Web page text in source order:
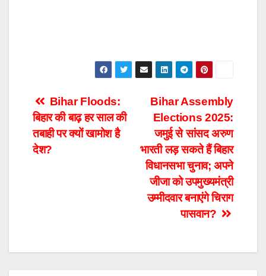
Post
navigation
Bihar Assembly
Elections 2025:
जमुई से सांसद अरुण
भारती लड़ सकते हैं बिहार
विधानसभा चुनाव; अपने
जीजा को उपमुख्यमंत्री
उम्मीदवार बनाएंगे चिराग
पासवान?
Bihar Floods:
बिहार की बाढ़ हर साल की
तबाही पर क्यों खामोश है
देश?